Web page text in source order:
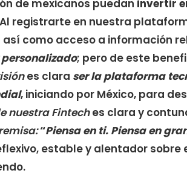
de mexicanos puedan invertir
registrarte en nuestra
como acceso a información
; pero de este
es clara ser la plataforma
, iniciando por México, para
nuestra Finteches clara y
“Piensa en ti. Piensa en
estable y alentador